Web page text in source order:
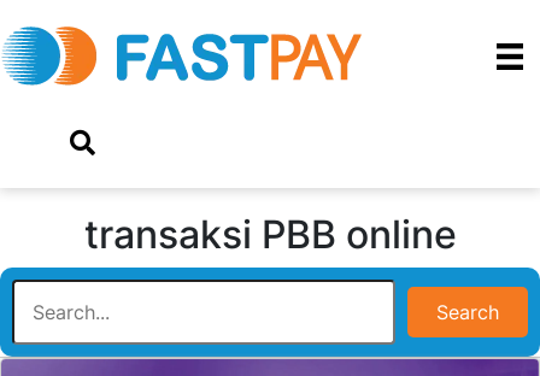
transaksi PBB online
Search